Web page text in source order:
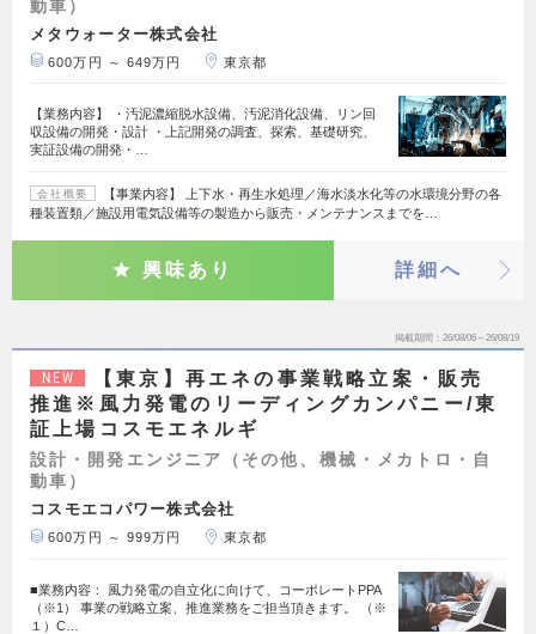
動車）
メタウォーター株式会社
600万円 ～ 649万円 東京都
【業務内容】 ・汚泥濃縮脱水設備、汚泥消化設備、リン回
収設備の開発・設計 ・上記開発の調査、探索、基礎研究、
実証設備の開発・…
会社概要
【事業内容】 上下水・再生水処理／海水淡水化等の水環境分野の各
種装置類／施設用電気設備等の製造から販売・メンテナンスまでを…
興味あり 詳細へ
掲載期間 26/08/06～26/08/19
NEW
【東京】再エネの事業戦略立案・販売
推進※風力発電のリーディングカンパニー/東
証上場コスモエネルギ
設計・開発エンジニア（その他、機械・メカトロ・自
動車）
コスモエコパワー株式会社
600万円 ～ 999万円 東京都
■業務内容： 風力発電の自立化に向けて、コーポレートPPA
（※1） 事業の戦略立案、推進業務をご担当頂きます。 （※
１）C…